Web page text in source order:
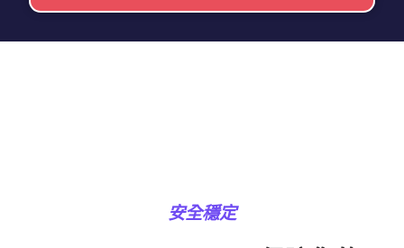
安全穩定